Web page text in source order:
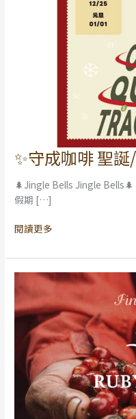
✨守成咖啡 聖
🌲Jingle Bells Jingle
假期 […]
✨
守
成
咖
聖
元
旦
期
公
閱讀更多